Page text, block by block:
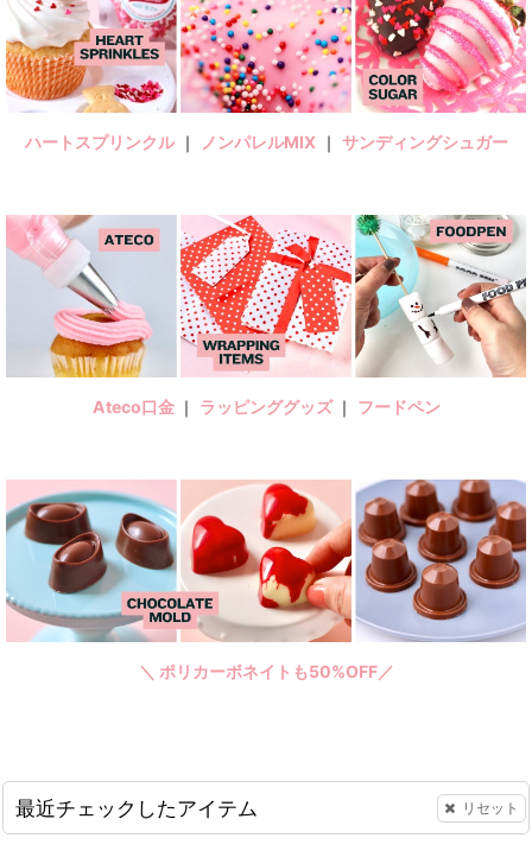
ハートスプリンクル｜ ノンパレルMIX ｜ サンディングシュガー
Ateco口金 ｜ ラッピンググッズ ｜ フードペン
＼ ポリカーボネイトも50%OFF／
最近チェックしたアイテム リセット